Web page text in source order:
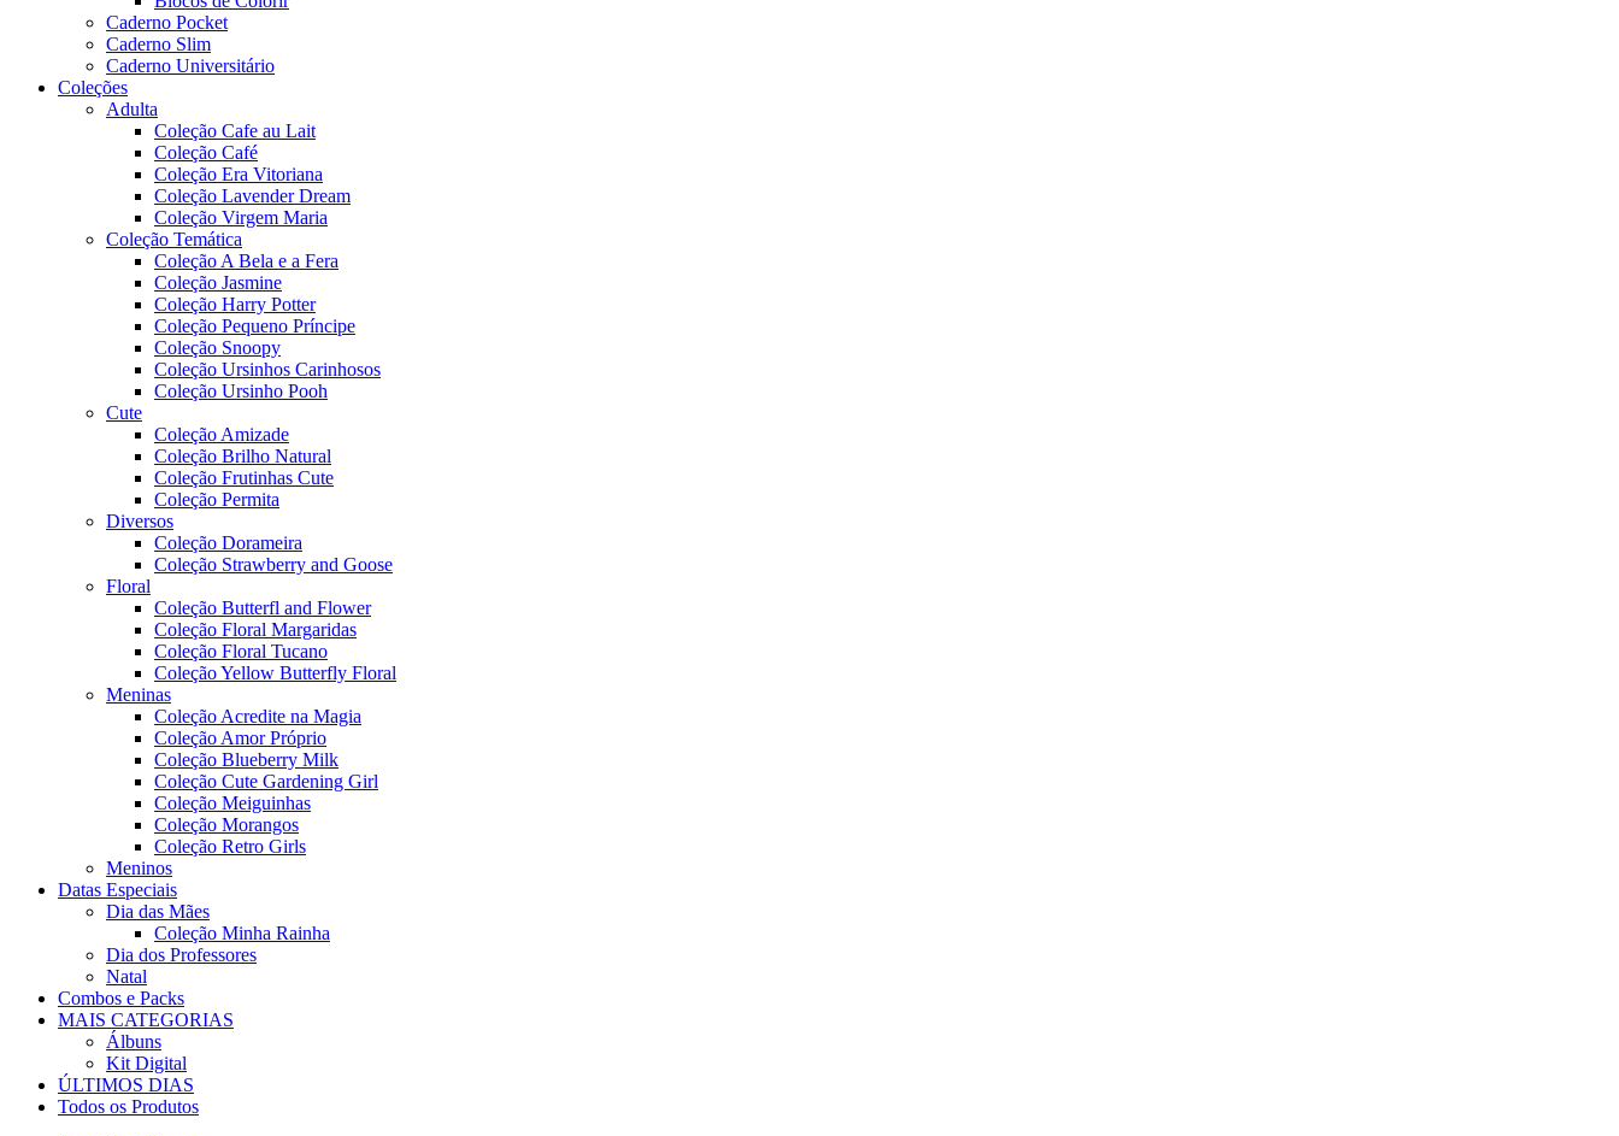
Caderno Pocket
Caderno Slim
Caderno Universitário
Coleções
Adulta
Coleção Cafe au Lait
Coleção Café
Coleção Era Vitoriana
Coleção Lavender Dream
Coleção Virgem Maria
Coleção Temática
Coleção A Bela e a Fera
Coleção Jasmine
Coleção Harry Potter
Coleção Pequeno Príncipe
Coleção Snoopy
Coleção Ursinhos Carinhosos
Coleção Ursinho Pooh
Cute
Coleção Amizade
Coleção Brilho Natural
Coleção Frutinhas Cute
Coleção Permita
Diversos
Coleção Dorameira
Coleção Strawberry and Goose
Floral
Coleção Butterfl and Flower
Coleção Floral Margaridas
Coleção Floral Tucano
Coleção Yellow Butterfly Floral
Meninas
Coleção Acredite na Magia
Coleção Amor Próprio
Coleção Blueberry Milk
Coleção Cute Gardening Girl
Coleção Meiguinhas
Coleção Morangos
Coleção Retro Girls
Meninos
Datas Especiais
Dia das Mães
Coleção Minha Rainha
Dia dos Professores
Natal
Combos e Packs
MAIS CATEGORIAS
Álbuns
Kit Digital
ÚLTIMOS DIAS
Todos os Produtos